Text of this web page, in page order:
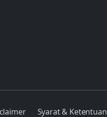
Syarat & Ketentuan